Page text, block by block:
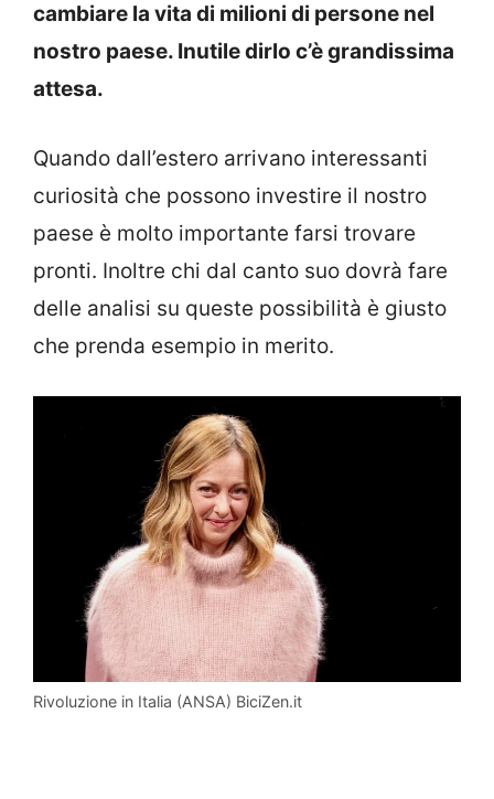
cambiare la vita di milioni di persone nel
nostro paese. Inutile dirlo c’è grandissima
attesa.
Quando dall’estero arrivano interessanti
curiosità che possono investire il nostro
paese è molto importante farsi trovare
pronti. Inoltre chi dal canto suo dovrà fare
delle analisi su queste possibilità è giusto
che prenda esempio in merito.
Rivoluzione in Italia (ANSA) BiciZen.it